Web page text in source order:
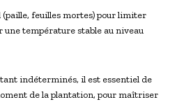
(paille, feuilles mortes) pour limiter
température stable au niveau
indéterminés, il est essentiel de
de la plantation, pour maîtriser